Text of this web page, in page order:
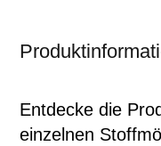
Entdecke die
einzelnen